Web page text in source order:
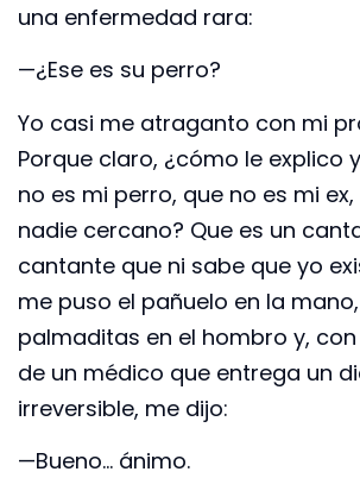
una enfermedad rara:
—¿Ese es su perro?
Yo casi me atraganto con mi
Porque claro, ¿cómo le explico
no es mi perro, que no es mi
nadie cercano? Que es un
cantante que ni sabe que yo
me puso el pañuelo en la
palmaditas en el hombro y,
de un médico que entrega un
irreversible, me dijo:
—Bueno… ánimo.